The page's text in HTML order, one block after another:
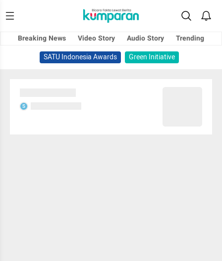
Breaking News Video Story Audio Story
Trending
SATU Indonesia Awards
Green Initiative
S